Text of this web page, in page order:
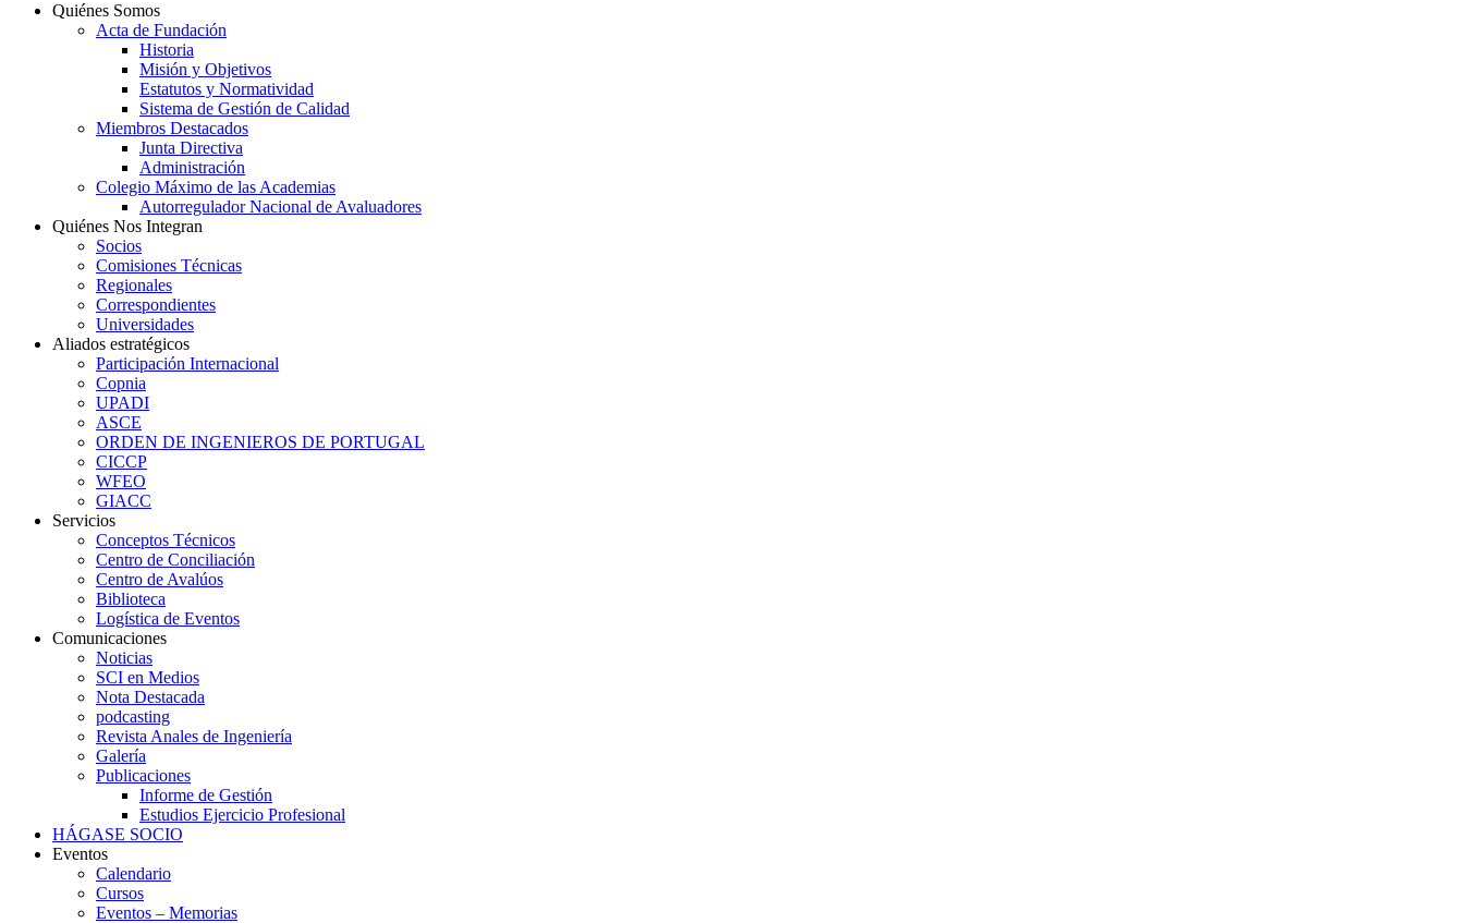
Quiénes Somos
Acta de Fundación
Historia
Misión y Objetivos
Estatutos y Normatividad
Sistema de Gestión de Calidad
Miembros Destacados
Junta Directiva
Administración
Colegio Máximo de las Academias
Autorregulador Nacional de Avaluadores
Quiénes Nos Integran
Socios
Comisiones Técnicas
Regionales
Correspondientes
Universidades
Aliados estratégicos
Participación Internacional
Copnia
UPADI
ASCE
ORDEN DE INGENIEROS DE PORTUGAL
CICCP
WFEO
GIACC
Servicios
Conceptos Técnicos
Centro de Conciliación
Centro de Avalúos
Biblioteca
Logística de Eventos
Comunicaciones
Noticias
SCI en Medios
Nota Destacada
podcasting
Revista Anales de Ingeniería
Galería
Publicaciones
Informe de Gestión
Estudios Ejercicio Profesional
HÁGASE SOCIO
Eventos
Calendario
Cursos
Eventos – Memorias